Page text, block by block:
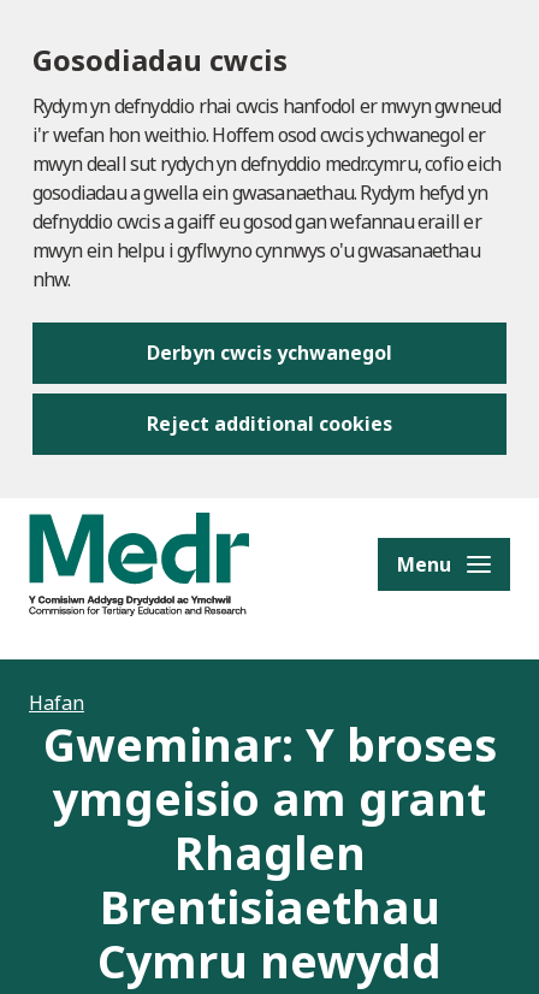
Gosodiadau cwcis
Rydym yn defnyddio rhai cwcis hanfodol er mwyn gwneud
i'r wefan hon weithio. Hoffem osod cwcis ychwanegol er
mwyn deall sut rydych yn defnyddio medr.cymru, cofio eich
gosodiadau a gwella ein gwasanaethau. Rydym hefyd yn
defnyddio cwcis a gaiff eu gosod gan wefannau eraill er
mwyn ein helpu i gyflwyno cynnwys o'u gwasanaethau
nhw.
Derbyn cwcis ychwanegol
Reject additional cookies
content Menu
Hafan
Gweminar: Y broses
ymgeisio am grant
Rhaglen
Brentisiaethau
Cymru newydd